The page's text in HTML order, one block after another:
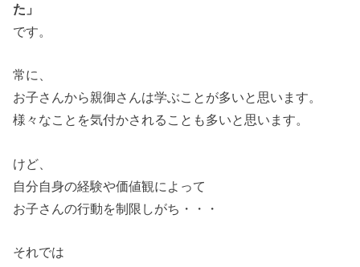
た」
です。
常に、
お子さんから親御さんは学ぶことが多いと思います。
様々なことを気付かされることも多いと思います。
けど、
自分自身の経験や価値観によって
お子さんの行動を制限しがち・・・
それでは